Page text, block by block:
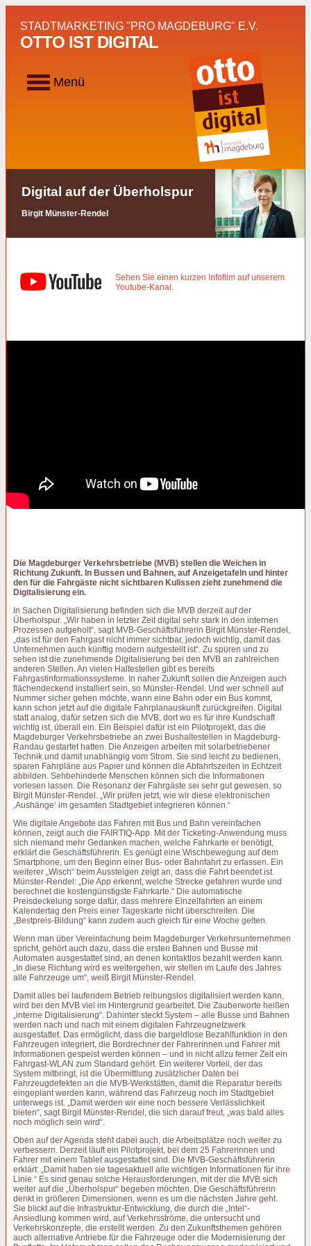
STADTMARKETING "PRO MAGDEBURG" E.V.
OTTO IST DIGITAL
Toggle
navigation
Menü
Die Magdeburger Verkehrsbetriebe (MVB) stellen die Weichen in
Richtung Zukunft. In Bussen und Bahnen, auf Anzeigetafeln und hinter
den für die Fahrgäste nicht sichtbaren Kulissen zieht zunehmend die
Digitalisierung ein.
In Sachen Digitalisierung befinden sich die MVB derzeit auf der
Überholspur. „Wir haben in letzter Zeit digital sehr stark in den internen
Prozessen aufgeholt“, sagt MVB-Geschäftsführerin Birgit Münster-Rendel,
„das ist für den Fahrgast nicht immer sichtbar, jedoch wichtig, damit das
Unternehmen auch künftig modern aufgestellt ist“. Zu spüren und zu
sehen ist die zunehmende Digitalisierung bei den MVB an zahlreichen
anderen Stellen. An vielen Haltestellen gibt es bereits
Fahrgastinformationssysteme. In naher Zukunft sollen die Anzeigen auch
flächendeckend installiert sein, so Münster-Rendel. Und wer schnell auf
Nummer sicher gehen möchte, wann eine Bahn oder ein Bus kommt,
kann schon jetzt auf die digitale Fahrplanauskunft zurückgreifen. Digital
statt analog, dafür setzen sich die MVB, dort wo es für ihre Kundschaft
wichtig ist, überall ein. Ein Beispiel dafür ist ein Pilotprojekt, das die
Magdeburger Verkehrsbetriebe an zwei Bushaltestellen in Magdeburg-
Randau gestartet hatten. Die Anzeigen arbeiten mit solarbetriebener
Technik und damit unabhängig vom Strom. Sie sind leicht zu bedienen,
sparen Fahrpläne aus Papier und können die Abfahrtszeiten in Echtzeit
abbilden. Sehbehinderte Menschen können sich die Informationen
vorlesen lassen. Die Resonanz der Fahrgäste sei sehr gut gewesen, so
Birgit Münster-Rendel. „Wir prüfen jetzt, wie wir diese elektronischen
,Aushänge‘ im gesamten Stadtgebiet integrieren können.“
Wie digitale Angebote das Fahren mit Bus und Bahn vereinfachen
können, zeigt auch die FAIRTIQ-App. Mit der Ticketing-Anwendung muss
sich niemand mehr Gedanken machen, welche Fahrkarte er benötigt,
erklärt die Geschäftsführerin. Es genügt eine Wischbewegung auf dem
Smartphone, um den Beginn einer Bus- oder Bahnfahrt zu erfassen. Ein
weiterer „Wisch“ beim Aussteigen zeigt an, dass die Fahrt beendet ist.
Münster-Rendel: „Die App erkennt, welche Strecke gefahren wurde und
berechnet die kostengünstigste Fahrkarte.“ Die automatische
Preisdeckelung sorge dafür, dass mehrere Einzelfahrten an einem
Kalendertag den Preis einer Tageskarte nicht überschreiten. Die
„Bestpreis-Bildung“ kann zudem auch gleich für eine Woche gelten.
Wenn man über Vereinfachung beim Magdeburger Verkehrsunternehmen
spricht, gehört auch dazu, dass die ersten Bahnen und Busse mit
Automaten ausgestattet sind, an denen kontaktlos bezahlt werden kann.
„In diese Richtung wird es weitergehen, wir stellen im Laufe des Jahres
alle Fahrzeuge um“, weiß Birgit Münster-Rendel.
Damit alles bei laufendem Betrieb reibungslos digitalisiert werden kann,
wird bei den MVB viel im Hintergrund gearbeitet. Die Zauberworte heißen
„interne Digitalisierung“. Dahinter steckt System – alle Busse und Bahnen
werden nach und nach mit einem digitalen Fahrzeugnetzwerk
ausgestattet. Das ermöglicht, dass die bargeldlose Bezahlfunktion in den
Fahrzeugen integriert, die Bordrechner der Fahrerinnen und Fahrer mit
Informationen gespeist werden können – und in nicht allzu ferner Zeit ein
Fahrgast-WLAN zum Standard gehört. Ein weiterer Vorteil, der das
System mitbringt, ist die Übermittlung zusätzlicher Daten bei
Fahrzeugdefekten an die MVB-Werkstätten, damit die Reparatur bereits
eingeplant werden kann, während das Fahrzeug noch im Stadtgebiet
unterwegs ist. „Damit werden wir eine noch bessere Verlässlichkeit
bieten“, sagt Birgit Münster-Rendel, die sich darauf freut, „was bald alles
noch möglich sein wird“.
Oben auf der Agenda steht dabei auch, die Arbeitsplätze noch weiter zu
verbessern. Derzeit läuft ein Pilotprojekt, bei dem 25 Fahrerinnen und
Fahrer mit einem Tablet ausgestattet sind. Die MVB-Geschäftsführerin
erklärt: „Damit haben sie tagesaktuell alle wichtigen Informationen für ihre
Linie.“ Es sind genau solche Herausforderungen, mit der die MVB sich
weiter auf die „Überholspur“ begeben möchten. Die Geschäftsführerin
denkt in größeren Dimensionen, wenn es um die nächsten Jahre geht.
Sie blickt auf die Infrastruktur-Entwicklung, die durch die „Intel“-
Ansiedlung kommen wird, auf Verkehrsströme, die untersucht und
Verkehrskonzepte, die erstellt werden. Zu den Zukunftsthemen gehören
auch alternative Antriebe für die Fahrzeuge oder die Modernisierung der
Digital auf der Überholspur
Birgit Münster-Rendel
Sehen Sie einen kurzen Infofilm auf unserem
Youtube-Kanal.